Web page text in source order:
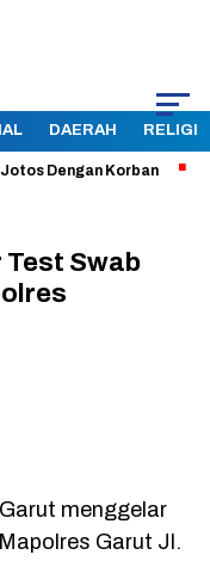
DAERAH RELIGI
Korban Aman
Swab
menggelar
Garut Jl.